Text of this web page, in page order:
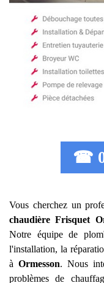
☎
Vous cherchez un
chaudière Frisquet
Notre équipe de
l'installation, la
àOrmesson. Nous
problèmes de